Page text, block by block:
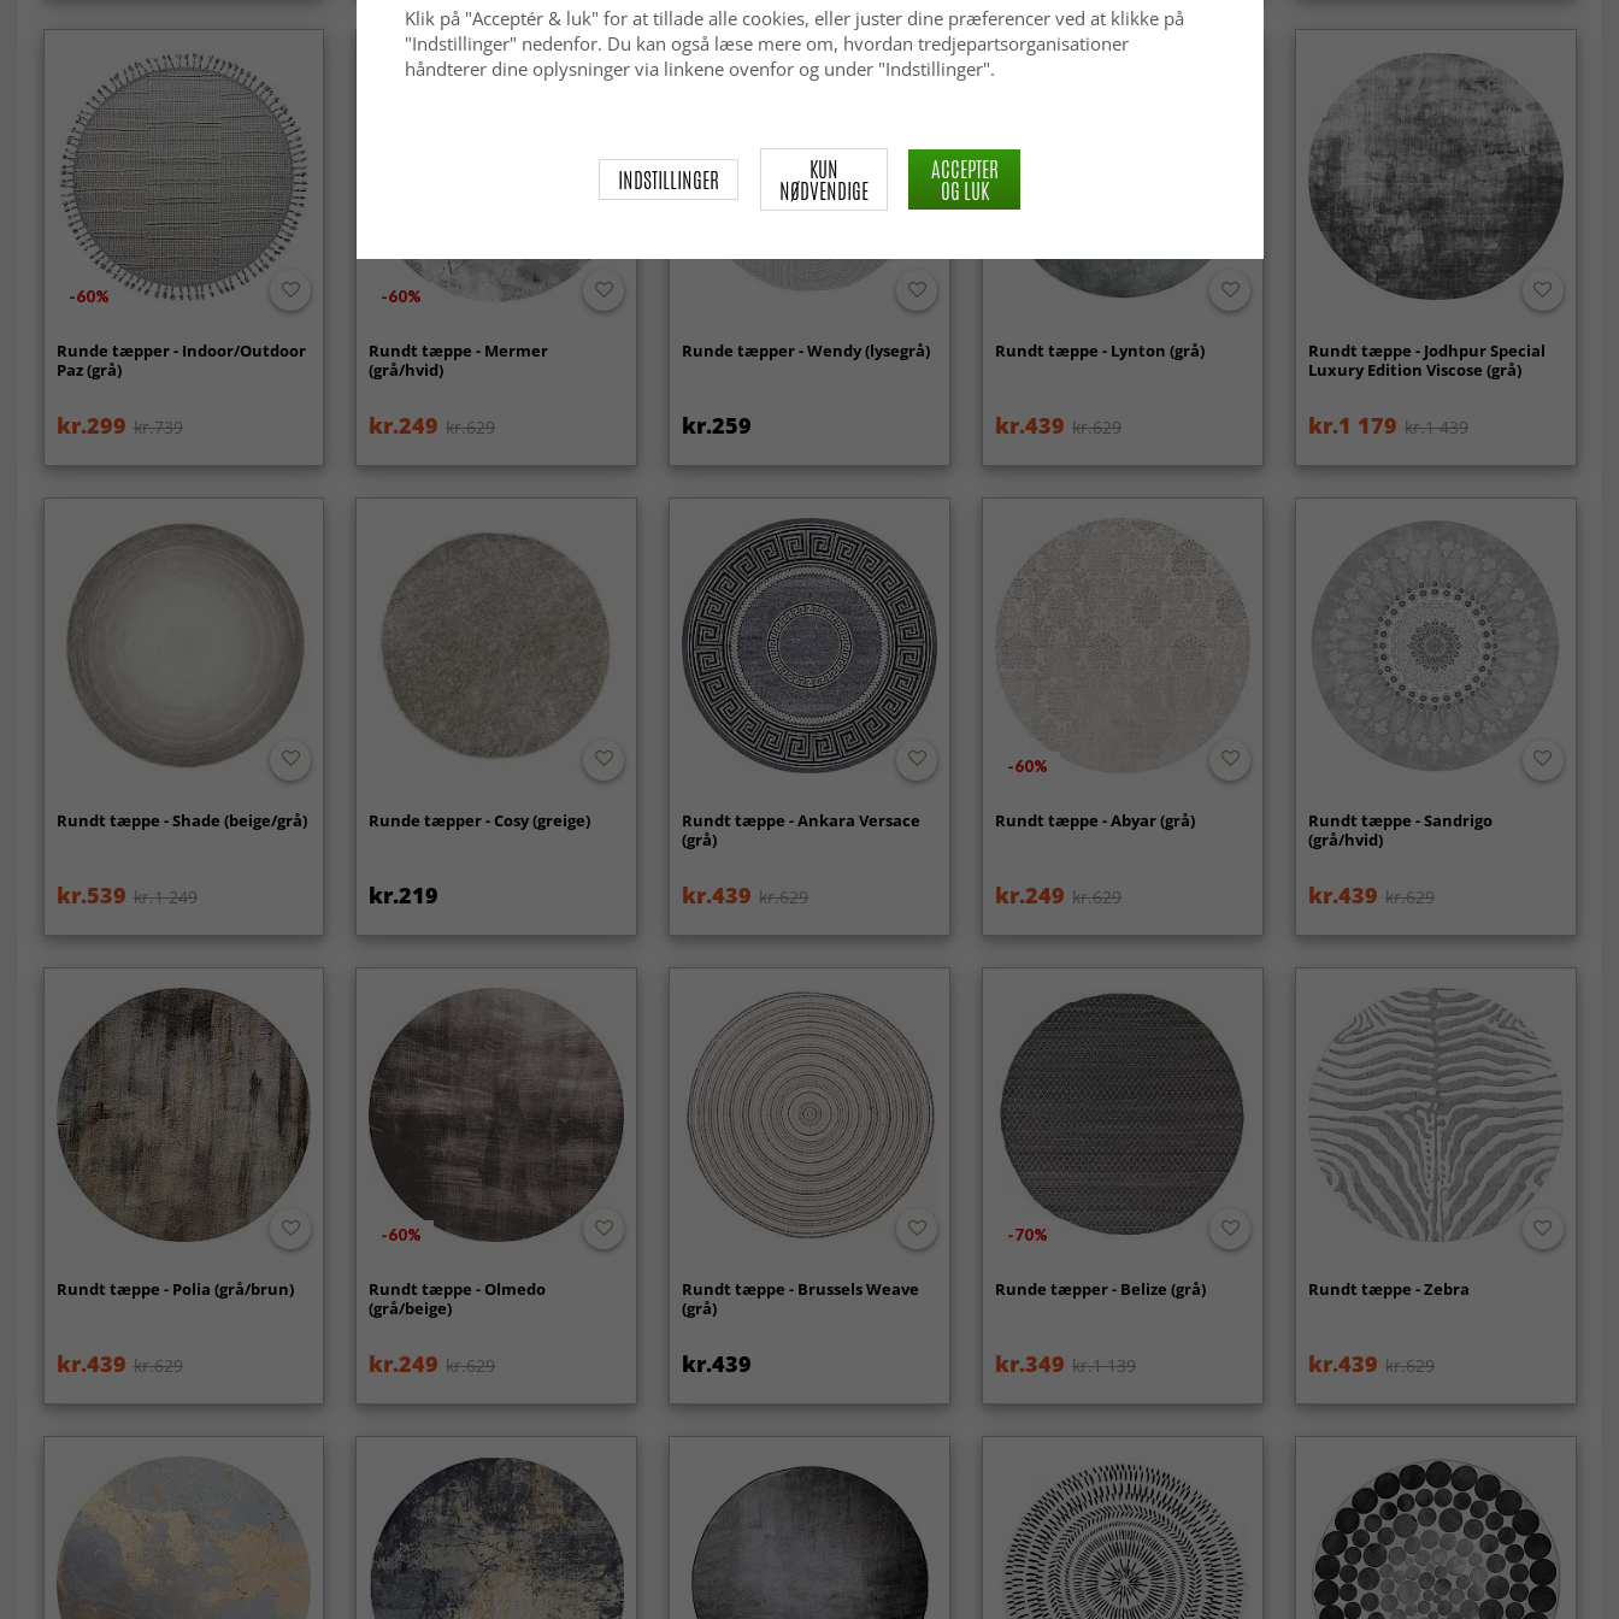
-60%
Runde tæpper - Indoor/Outdoor
Paz (grå)
kr.299 kr.739
-60%
Rundt tæppe - Mermer
(grå/hvid)
kr.249 kr.629
Nyhed
Runde tæpper - Wendy (lysegrå)
kr.259
Rundt tæppe - Lynton (grå)
kr.439 kr.629
Rundt tæppe - Jodhpur Special
Luxury Edition Viscose (grå)
kr.1 179 kr.1 439
Rundt tæppe - Shade (beige/grå)
kr.539 kr.1 249
Runde tæpper - Cosy (greige)
kr.219
Rundt tæppe - Ankara Versace
(grå)
kr.439 kr.629
-60%
Rundt tæppe - Abyar (grå)
kr.249 kr.629
Rundt tæppe - Sandrigo
(grå/hvid)
kr.439 kr.629
Rundt tæppe - Polia (grå/brun)
kr.439 kr.629
-60%
Rundt tæppe - Olmedo
(grå/beige)
kr.249 kr.629
Rundt tæppe - Brussels Weave
(grå)
kr.439
-70%
Runde tæpper - Belize (grå)
kr.349 kr.1 139
Rundt tæppe - Zebra
kr.439 kr.629
Klik på "Acceptér & luk" for at tillade alle cookies, eller juster dine præferencer ved at klikke på
"Indstillinger" nedenfor. Du kan også læse mere om, hvordan tredjepartsorganisationer
håndterer dine oplysninger via linkene ovenfor og under "Indstillinger".
INDSTILLINGER KUN
NØDVENDIGE
ACCEPTER
OG LUK